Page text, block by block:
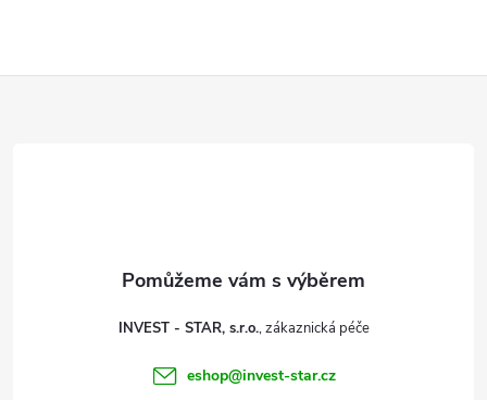
INVEST - STAR, s.r.o.
eshop@invest-star.cz